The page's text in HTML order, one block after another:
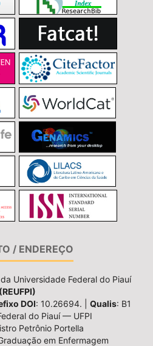
/ ENDEREÇO
Universidade Federal do Piauí
(REUFPI)
DOI: 10.26694. | Qualis: B1
do Piauí — UFPI
Petrônio Portella
em Enfermagem